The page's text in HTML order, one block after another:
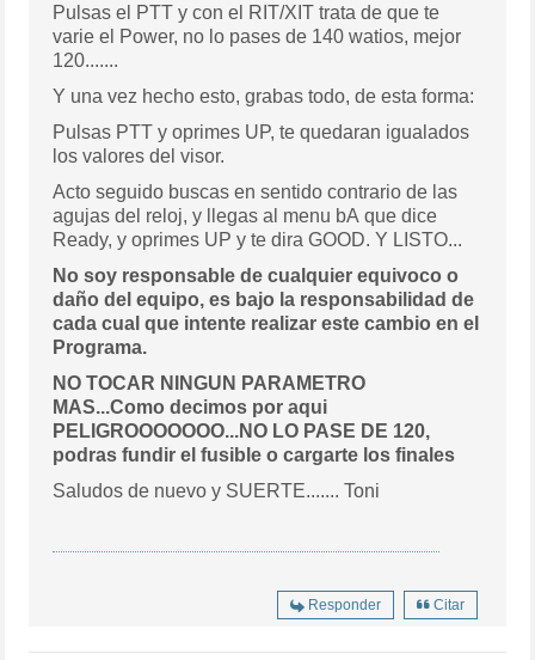
Pulsas el PTT y con el RIT/XIT trata de que te
varie el Power, no lo pases de 140 watios, mejor
120.......
Y una vez hecho esto, grabas todo, de esta forma:
Pulsas PTT y oprimes UP, te quedaran igualados
los valores del visor.
Acto seguido buscas en sentido contrario de las
agujas del reloj, y llegas al menu bA que dice
Ready, y oprimes UP y te dira GOOD. Y LISTO...
No soy responsable de cualquier equivoco o
daño del equipo, es bajo la responsabilidad de
cada cual que intente realizar este cambio en el
Programa.
NO TOCAR NINGUN PARAMETRO
MAS...Como decimos por aqui
PELIGROOOOOOO...NO LO PASE DE 120,
podras fundir el fusible o cargarte los finales
Saludos de nuevo y SUERTE....... Toni
Responder Citar